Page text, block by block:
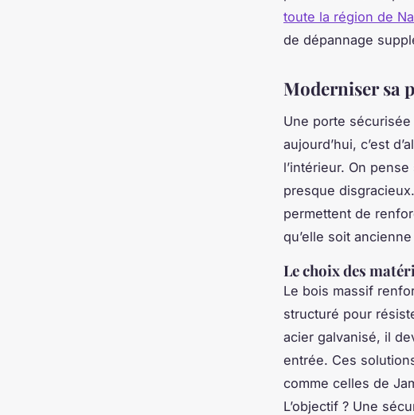
toute la région de
de dépannage
Moderniser sa
Une porte sécurisée
aujourd’hui, c’est
l’intérieur. On
presque
permettent de
qu’elle soit
Le choix des
Le bois massif
structuré pour
acier galvanisé, il
entrée. Ces
comme celles de
L’objectif ? Une